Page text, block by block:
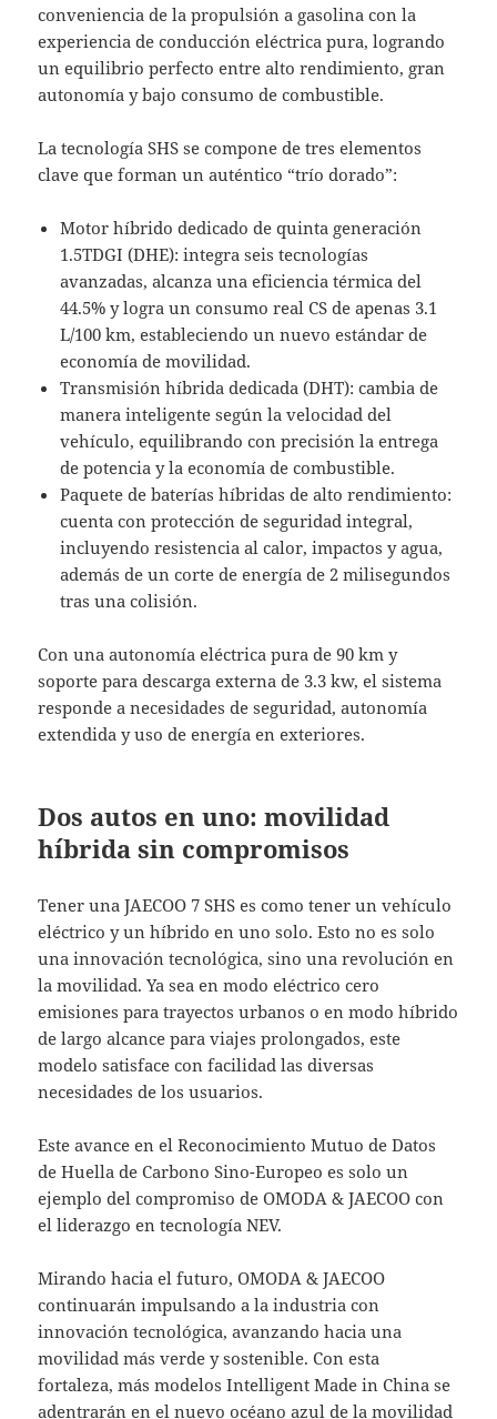
conveniencia de la propulsión a gasolina con la
experiencia de conducción eléctrica pura, logrando
un equilibrio perfecto entre alto rendimiento, gran
autonomía y bajo consumo de combustible.
La tecnología SHS se compone de tres elementos
clave que forman un auténtico “trío dorado”:
Motor híbrido dedicado de quinta generación
1.5TDGI (DHE): integra seis tecnologías
avanzadas, alcanza una eficiencia térmica del
44.5% y logra un consumo real CS de apenas 3.1
L/100 km, estableciendo un nuevo estándar de
economía de movilidad.
Transmisión híbrida dedicada (DHT): cambia de
manera inteligente según la velocidad del
vehículo, equilibrando con precisión la entrega
de potencia y la economía de combustible.
Paquete de baterías híbridas de alto rendimiento:
cuenta con protección de seguridad integral,
incluyendo resistencia al calor, impactos y agua,
además de un corte de energía de 2 milisegundos
tras una colisión.
Con una autonomía eléctrica pura de 90 km y
soporte para descarga externa de 3.3 kw, el sistema
responde a necesidades de seguridad, autonomía
extendida y uso de energía en exteriores.
Dos autos en uno: movilidad
híbrida sin compromisos
Tener una JAECOO 7 SHS es como tener un vehículo
eléctrico y un híbrido en uno solo. Esto no es solo
una innovación tecnológica, sino una revolución en
la movilidad. Ya sea en modo eléctrico cero
emisiones para trayectos urbanos o en modo híbrido
de largo alcance para viajes prolongados, este
modelo satisface con facilidad las diversas
necesidades de los usuarios.
Este avance en el Reconocimiento Mutuo de Datos
de Huella de Carbono Sino-Europeo es solo un
ejemplo del compromiso de OMODA & JAECOO con
el liderazgo en tecnología NEV.
Mirando hacia el futuro, OMODA & JAECOO
continuarán impulsando a la industria con
innovación tecnológica, avanzando hacia una
movilidad más verde y sostenible. Con esta
fortaleza, más modelos Intelligent Made in China se
adentrarán en el nuevo océano azul de la movilidad